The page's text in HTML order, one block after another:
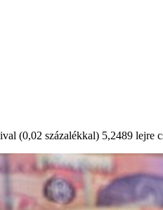
(0,02 százalékkal) 5,2489 lejre